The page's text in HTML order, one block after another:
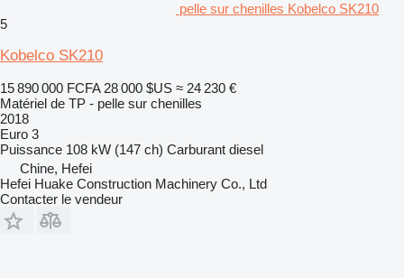
pelle sur chenilles Kobelco SK210
5
Kobelco SK210
15 890 000 FCFA 28 000 $US ≈ 24 230 €
Matériel de TP - pelle sur chenilles
2018
Euro 3
Puissance 108 kW (147 ch) Carburant diesel
Chine, Hefei
Hefei Huake Construction Machinery Co., Ltd
Contacter le vendeur